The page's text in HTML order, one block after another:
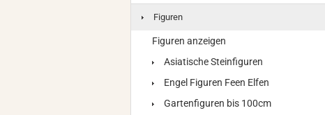
Figuren
Figuren anzeigen
Asiatische Steinfiguren
Engel Figuren Feen Elfen
Gartenfiguren bis 100cm